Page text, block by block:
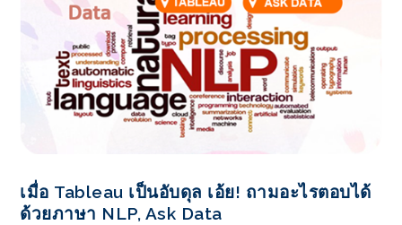
เมื่อ Tableau เป็นอับดุล เอ้ย! ถามอะไรตอบได้
ด้วยภาษา NLP, Ask Data